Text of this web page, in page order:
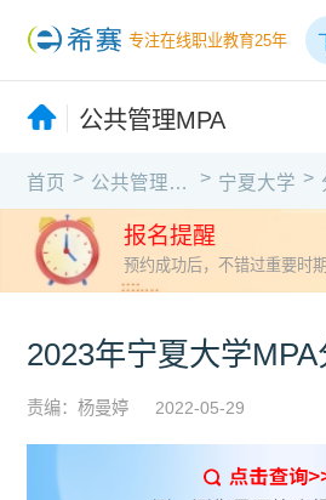
专注在线职业教育25年
公共管理MPA
首页 > 公共管理MPA > 宁夏大学 >
报名提醒
预约成功后，不错过重要时期
2023年宁夏大学
责编：杨曼婷 2022-05-29